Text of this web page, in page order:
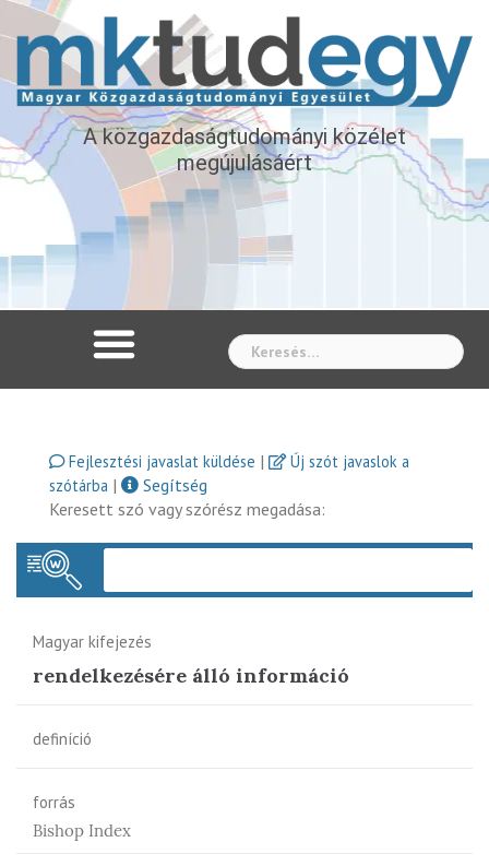
A közgazdaságtudományi közélet
megújulásáért
Fejlesztési javaslat küldése |
Új szót javaslok a
szótárba |
Segítség
Keresett szó vagy szórész megadása:
Magyar kifejezés
rendelkezésére álló információ
definíció
forrás
Bishop Index